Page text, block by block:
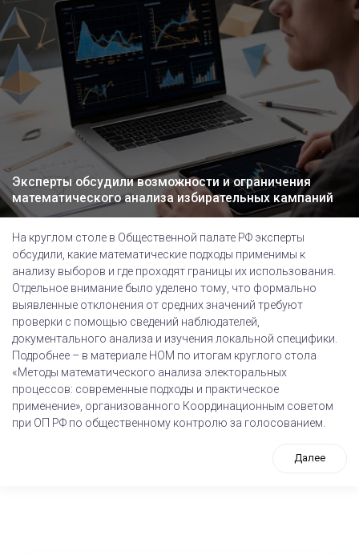
Эксперты обсудили возможности и ограничения
математического анализа избирательных кампаний
На круглом столе в Общественной палате РФ эксперты
обсудили, какие математические подходы применимы к
анализу выборов и где проходят границы их использования.
Отдельное внимание было уделено тому, что формально
выявленные отклонения от средних значений требуют
проверки с помощью сведений наблюдателей,
документального анализа и изучения локальной специфики.
Подробнее – в материале НОМ по итогам круглого стола
«Методы математического анализа электоральных
процессов: современные подходы и практическое
применение», организованного Координационным советом
при ОП РФ по общественному контролю за голосованием.
Далее